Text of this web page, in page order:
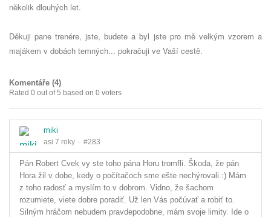
několik dlouhých let.
Děkuji pane trenére, jste, budete a byl jste pro mě velkým vzorem a
majákem v dobách temných... pokračuji ve Vaší cestě.
Komentáře (4)
Rated 0 out of 5 based on 0 voters
miki
asi 7 roky #283
Pán Robert Cvek vy ste toho pána Horu tromfli. Škoda, že pán
Hora žil v dobe, kedy o počítačoch sme ešte nechýrovali.:) Mám
z toho radosť a myslím to v dobrom. Vidno, že šachom
rozumiete, viete dobre poradiť. Už len Vás počúvať a robiť to.
Silným hráčom nebudem pravdepodobne, mám svoje limity. Ide o